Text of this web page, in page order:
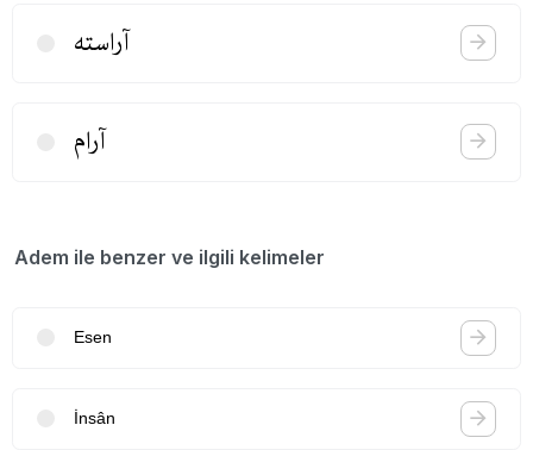
آراسته
آرام
Adem ile benzer ve ilgili kelimeler
Esen
İnsân